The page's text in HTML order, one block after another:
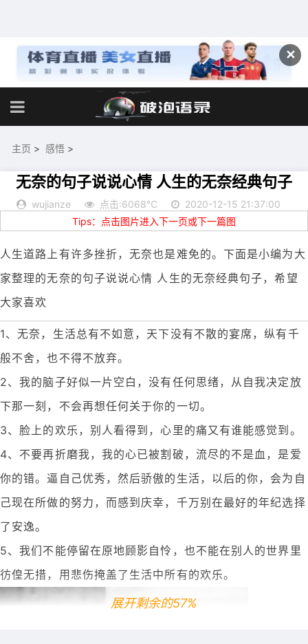
✕
主页 > 感悟 >
无奈的句子说说心情 人生的无奈经典句子
wujianze 点击:6068℃
2020-12-15 21:37:00
Tips：点击图片进入下一页或下一篇图
人生道路上有许多挫折，无奈也是难免的。下面是小编为大
家整理的无奈的句子说说心情 人生的无奈经典句子，希望
大家喜欢
1、无奈，生活总有不如意，天下没有不散的宴席，纵有千
般不舍，也不得不放弃。
2、我的脑子好似一片空白，没有任何思绪，从自我决定放
下那一刻，不会再想任何关于你的一切。
3、脸上的欢乐，别人看得到，心里的痛又有谁能感觉到。
4、不要再折磨我，我的心已被割破，流尽的不是血，是爱
你的错。逼自己优秀，然后骄傲的生活，以后的你，会为自
己现在所做的努力，而感到庆幸，千万别在最好的年纪选择
了安逸。
5、我们不能停留在原地顾影自怜，也不能在别人的世界里
彷偟无措，用悲伤掩盖了生活中所有的欢乐。
展开剩余的57%